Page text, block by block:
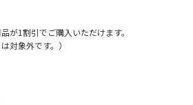
が1割引でご購入いただけます。
対象外です。）